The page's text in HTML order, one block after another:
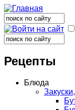
Форма
Поиск
Поиск
Рецепты
Блюда